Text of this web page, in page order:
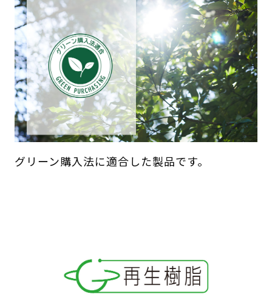
グリーン購入法に適合した製品です。